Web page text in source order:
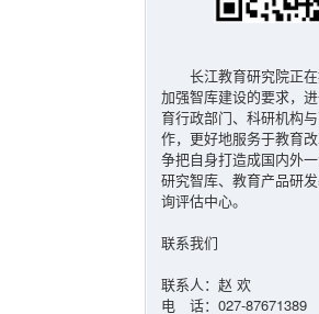
长江教育研究院正
加强智库建设的要求，
育行政部门、科研机构
作，更好地服务于教育
争把自身打造成国内外
研究智库、教育产品研
询评估中心。
联系我们
联系人：赵 欢
电 话：027-87671389